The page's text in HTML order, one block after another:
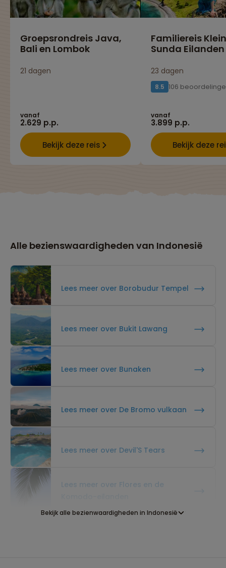
Groepsrondreis Java,
Bali en Lombok
21 dagen
vanaf
2.629 p.p.
Bekijk deze reis
Familiereis
Sunda Eilanden
23 dagen
8.5 106
vanaf
3.899 p.p.
Bekijk deze
Alle bezienswaardigheden van Indonesië
Lees meer over Borobudur Tempel
Lees meer over Bukit Lawang
Lees meer over Bunaken
Lees meer over De Bromo vulkaan
Lees meer over Devil'S Tears
Lees meer over Flores en de
Bekijk alle bezienwaardigheden in Indonesië